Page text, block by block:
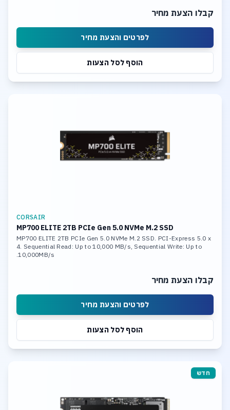
קבלו הצעת מחיר
לפרטים והצעת מחיר
הוסף לסל הצעות
CORSAIR
MP700 ELITE 2TB PCIe Gen 5.0 NVMe M.2 SSD
MP700 ELITE 2TB PCIe Gen 5.0 NVMe M.2 SSD. PCI-Express 5.0 x
4. Sequential Read: Up to 10,000 MB/s, Sequential Write: Up to
10,000MB/s.
קבלו הצעת מחיר
לפרטים והצעת מחיר
הוסף לסל הצעות
חדש